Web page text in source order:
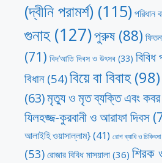
(দ্বীনি পরামর্শ) (115)পরিধান
গুনাহ(127)পুরুষ(88)
(71) বিদ’আতি দিবস ও উৎসব (33) বিবিধ
বিধান(54)বিয়ে বা বিবাহ(98)
(63)মৃত্যু ও মৃত ব্যক্তি এবং কবর
যিলহজ্জ-কুরবানী ও আরাফা দিবস
আলাইহি ওয়াসাল্লাম}(41) রোগ ব্যাধি ও চিকিৎসা
(53) রোজার বিবিধ মাসয়ালা (36) শিরক